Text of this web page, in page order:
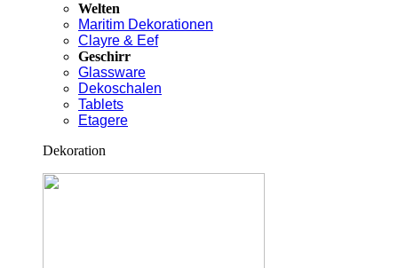
Welten
Maritim Dekorationen
Clayre & Eef
Geschirr
Glassware
Dekoschalen
Tablets
Etagere
Dekoration